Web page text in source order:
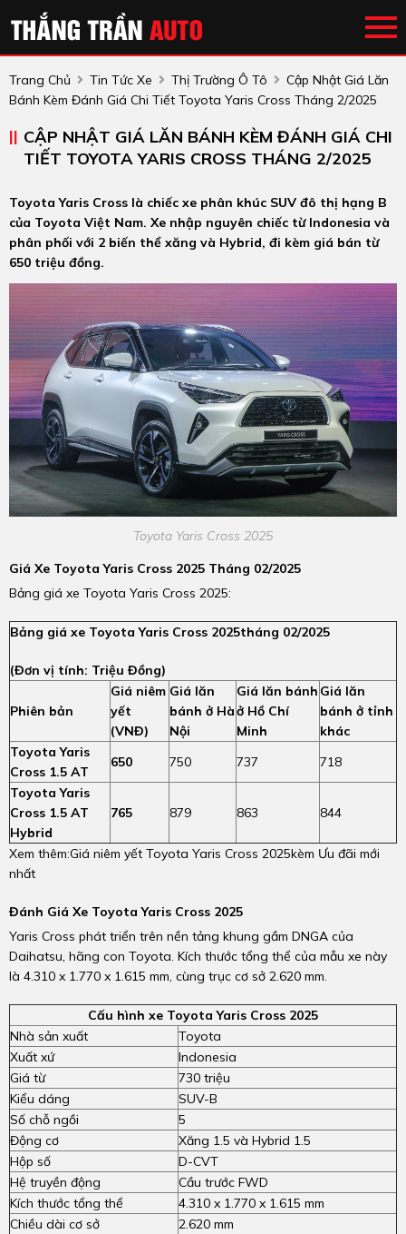
Trang Chủ Tin Tức Xe Thị Trường Ô Tô
Cập Nhật Giá Lăn
Bánh Kèm Đánh Giá Chi Tiết Toyota Yaris Cross Tháng 2/2025
CẬP NHẬT GIÁ LĂN BÁNH KÈM ĐÁNH GIÁ CHI
TIẾT TOYOTA YARIS CROSS THÁNG 2/2025
Toyota Yaris Cross là chiếc xe phân khúc SUV đô thị hạng B
của Toyota Việt Nam. Xe nhập nguyên chiếc từ Indonesia và
phân phối với 2 biến thể xăng và Hybrid, đi kèm giá bán từ
650 triệu đồng.
Toyota Yaris Cross 2025
Giá Xe Toyota Yaris Cross 2025 Tháng 02/2025
Bảng giá xe Toyota Yaris Cross 2025:
Bảng giá xe Toyota Yaris Cross 2025tháng 02/2025
(Đơn vị tính: Triệu Đồng)
Phiên bản
Giá niêm
yết
(VNĐ)
Giá lăn
bánh ở Hà
Nội
Giá lăn bánh
ở Hồ Chí
Minh
Giá lăn
bánh ở tỉnh
khác
Toyota Yaris
Cross 1.5 AT
650 750 737
718
Toyota Yaris
Cross 1.5 AT
Hybrid
765 879 863 844
Xem thêm:Giá niêm yết Toyota Yaris Cross 2025kèm Ưu đãi mới
nhất
Đánh Giá Xe Toyota Yaris Cross 2025
Yaris Cross phát triển trên nền tảng khung gầm DNGA của
Daihatsu, hãng con Toyota. Kích thước tổng thể của mẫu xe này
là 4.310 x 1.770 x 1.615 mm, cùng trục cơ sở 2.620 mm.
Cấu hình xe Toyota Yaris Cross 2025
Nhà sản xuất
Toyota
Xuất xứ
Indonesia
Giá từ
730 triệu
Kiểu dáng
SUV-B
Số chỗ ngồi
5
Động cơ
Xăng 1.5 và Hybrid 1.5
Hộp số
D-CVT
Hệ truyền động
Cầu trước FWD
Kích thước tổng thể
4.310 x 1.770 x 1.615 mm
Chiều dài cơ sở
2.620 mm